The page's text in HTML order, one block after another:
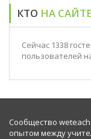
КТО НА САЙТЕ
Сейчас 1338
пользователей
Сообщество
опытом между